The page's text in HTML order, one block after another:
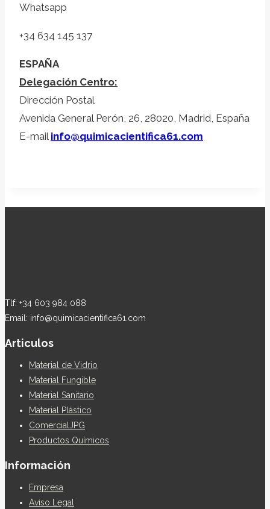
Whatsapp
+34 634 145 137
ESPAÑA
Delegación Centro:
Dirección Postal
Avenida General Perón, 26, 28020, Madrid, España
E-mail info@quimicacientifica61.com
Tlf: +34 603 984 088
Email: info@quimicacientifica61.com
Articulos
Material de Vidrio
Material Fungible
Material Sanitario
Material Plástico
ComercialJPG
Productos Químicos
Información
Empresa
Aviso Legal